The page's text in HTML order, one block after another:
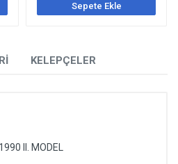
KELEPÇELER
II. MODEL
Sepete Ekle